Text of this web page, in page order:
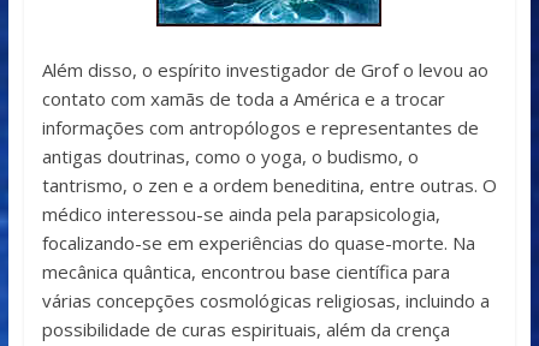
Além disso, o espírito investigador de Grof o levou ao
contato com xamãs de toda a América e a trocar
informações com antropólogos e representantes de
antigas doutrinas, como o yoga, o budismo, o
tantrismo, o zen e a ordem beneditina, entre outras. O
médico interessou-se ainda pela parapsicologia,
focalizando-se em experiências do quase-morte. Na
mecânica quântica, encontrou base científica para
várias concepções cosmológicas religiosas, incluindo a
possibilidade de curas espirituais, além da crença